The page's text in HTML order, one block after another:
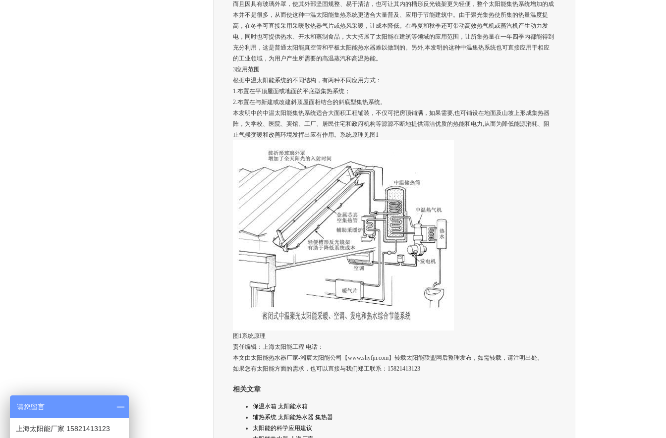
而且因具有玻璃外罩，使其外部坚固规整、易于清洁，也可让其内的槽形反光镜架更为轻便，整个太阳能集热系统增加的成
本并不是很多，从而使这种中温太阳能集热系统更适合大量普及、应用于节能建筑中。由于聚光集热使所集的热量温度提
高，在冬季可直接采用采暖散热器气片或热风采暖，让成本降低。在春夏和秋季还可带动高效热气机或蒸汽机产生动力发
电，同时也可提供热水、开水和蒸制食品，大大拓展了太阳能在建筑等领域的应用范围，让所集热量在一年四季内都能得到
充分利用，这是普通太阳能真空管和平板太阳能热水器难以做到的。另外,本发明的这种中温集热系统也可直接应用于相应
的工业领域，为用户产生所需要的高温蒸汽和高温热能。
3应用范围
根据中温太阳能系统的不同结构，有两种不同应用方式：
1.布置在平顶屋面或地面的平底型集热系统；
2.布置在与新建或改建斜顶屋面相结合的斜底型集热系统。
本发明中的中温太阳能集热系统适合大面积工程铺装，不仅可把房顶铺满，如果需要,也可铺设在地面及山坡上形成集热器
阵，为学校、医院、宾馆、工厂、居民住宅和政府机构等源源不断地提供清洁优质的热能和电力,从而为降低能源消耗、阻
止气候变暖和改善环境发挥出应有作用。系统原理见图1
图1系统原理
责任编辑：上海太阳能工程 电话：
本文由太阳能热水器厂家-湘宸太阳能公司【www.shyfjn.com】转载太阳能联盟网后整理发布，如需转载，请注明出处。
如果您有太阳能方面的需求，也可以直接与我们郑工联系：15821413123
相关文章
保温水箱 太阳能水箱
辅热系统 太阳能热水器 集热器
太阳能的科学应用建议
请您留言
上海太阳能厂家 15821413123